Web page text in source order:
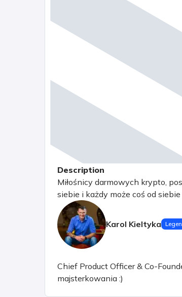
Description
Miłośnicy darmowych krypto,
siebie i każdy może coś od siebie
Karol Kieltyka
Chief Product Officer & Co-
majsterkowania :)